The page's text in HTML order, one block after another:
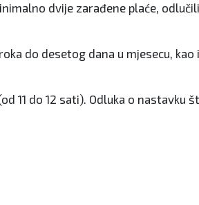
dvije zarađene plaće,
do desetog dana u mjesecu,
11 do 12 sati). Odluka o